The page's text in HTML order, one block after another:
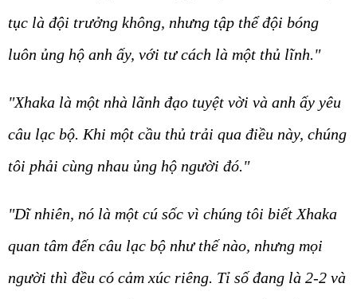
tục là đội trưởng không, nhưng tập thể đội bóng
luôn ủng hộ anh ấy, với tư cách là một thủ lĩnh."
"Xhaka là một nhà lãnh đạo tuyệt vời và anh ấy yêu
câu lạc bộ. Khi một cầu thủ trải qua điều này, chúng
tôi phải cùng nhau ủng hộ người đó."
"Dĩ nhiên, nó là một cú sốc vì chúng tôi biết Xhaka
quan tâm đến câu lạc bộ như thế nào, nhưng mọi
người thì đều có cảm xúc riêng. Tỉ số đang là 2-2 và